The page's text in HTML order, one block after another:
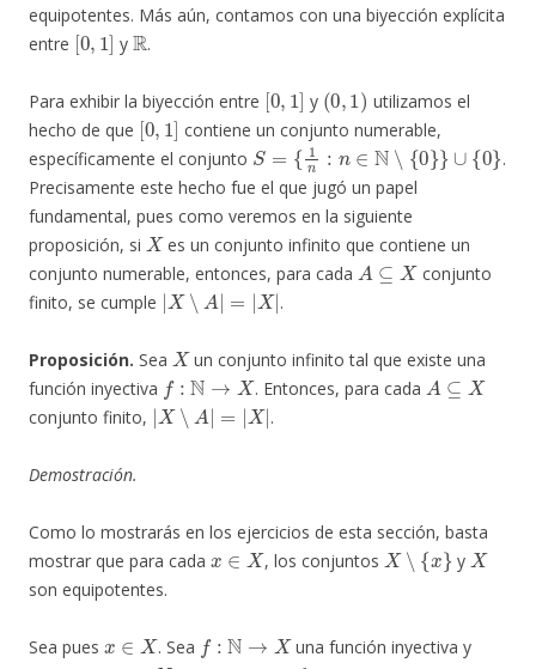
equipotentes. Más aún, contamos con una biyección explícita
entre
[0,1]
y
R
.
Para exhibir la biyección entre
[0 1]
y
(0 )
utilizamos el
hecho de que
[0,1]
contiene un conjunto numerable,
específicamente el conjunto
S= {1n:n∈N∖{0}}∪{0}
.
Precisamente este hecho fue el que jugó un papel
fundamental, pues como veremos en la siguiente
proposición, si
X
es un conjunto infinito que contiene un
conjunto numerable, entonces, para cada
A⊆X
conjunto
finito, se cumple
|X∖A|=|X|
.
Proposición. Sea
X
un conjunto infinito tal que existe una
función inyectiva
f:N→X
. Entonces, para cada
A⊆ X
conjunto finito,
|X∖ A| = | X|
.
Demostración.
Como lo mostrarás en los ejercicios de esta sección, basta
mostrar que para cada
x∈X
, los conjuntos
X∖{x}
y
X
son equipotentes.
Sea pues
X
. Sea
: →
una función inyectiva y
N f